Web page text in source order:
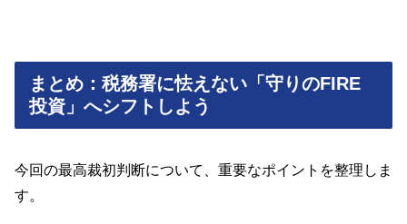
まとめ：税務署に怯えない「守りのFIRE
投資」へシフトしよう
今回の最高裁初判断について、重要なポイントを整理しま
す。